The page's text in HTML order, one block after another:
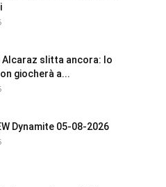
Alcaraz slitta ancora: lo
giocherà a...
Dynamite 05-08-2026